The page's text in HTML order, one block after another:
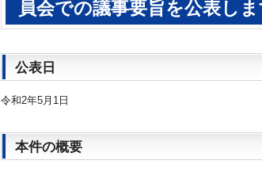
員会での議事要旨を公表しま
公表日
令和2年5月1日
本件の概要